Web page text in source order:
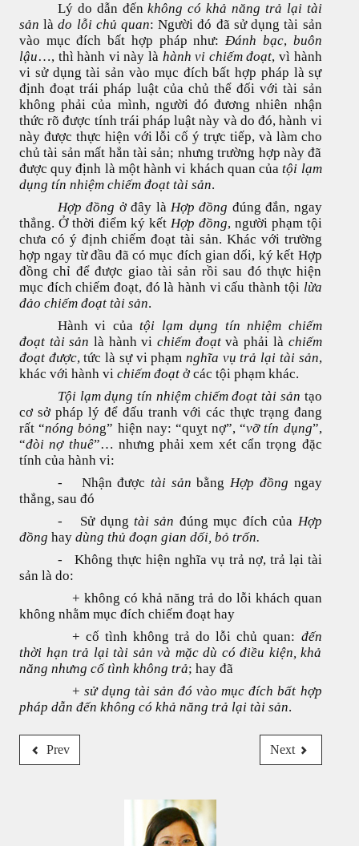
Lý do dẫn đếnkhông có khả năng trả lại tài
sản làdo lỗi chủ quan: Người đó đã sử dụng tài sản
vào mục đích bất hợp pháp như:Đánh bạc, buôn
lậu…, thì hành vi này là hành vi chiếm đoạt, vì hành
vi sử dụng tài sản vào mục đích bất hợp pháp là sự
định đoạt trái pháp luật của chủ thể đối với tài sản
không phải của mình, người đó đương nhiên nhận
thức rõ được tính trái pháp luật này và do đó, hành vi
này được thực hiện với lỗi cố ý trực tiếp, và làm cho
chủ tài sản mất hẳn tài sản; nhưng trường hợp này đã
được quy định là một hành vi khách quan củatội lạm
dụng tín nhiệm chiếm đoạt tài sản.
Hợp đồng ở đây là Hợp đồng đúng đắn, ngay
thẳng. Ở thời điểm ký kết Hợp đồng, người phạm tội
chưa có ý định chiếm đoạt tài sản. Khác với trường
hợp ngay từ đầu đã có mục đích gian dối, ký kết Hợp
đồng chỉ để được giao tài sản rồi sau đó thực hiện
mục đích chiếm đoạt, đó là hành vi cấu thành tội lừa
đảo chiếm đoạt tài sản.
Hành vi củatội lạm dụng tín nhiệm chiếm
đoạt tài sản là hành vichiếm đoạtvà phải là chiếm
đoạt được, tức là sự vi phạm nghĩa vụ trả lại tài sản,
khác với hành vi chiếm đoạt ở các tội phạm khác.
Tội lạm dụng tín nhiệm chiếm đoạt tài sản tạo
cơ sở pháp lý để đấu tranh với các thực trạng đang
rất “nóng bỏng” hiện nay: “quỵt nợ”, “vỡ tín dụng”,
“đòi nợ thuê”… nhưng phải xem xét cẩn trọng đặc
tính của hành vi:
-
Nhận được tài sản bằngHợp đồng ngay
thẳng, sau đó
-
Sử dụng tài sản đúng mục đích của Hợp
đồng hay dùng thủ đoạn gian dối, bỏ trốn.
-
Không thực hiện nghĩa vụ trả nợ, trả lại tài
sản là do:
+ không có khả năng trả do lỗi khách quan
không nhằm mục đích chiếm đoạt hay
+ cố tình không trả do lỗi chủ quan: đến
thời hạn trả lại tài sản và mặc dù có điều kiện, khả
năng nhưng cố tình không trả; hay đã
+sử dụng tài sản đó vào mục đích bất hợp
pháp dẫn đến không có khả năng trả lại tài sản.
Prev Next